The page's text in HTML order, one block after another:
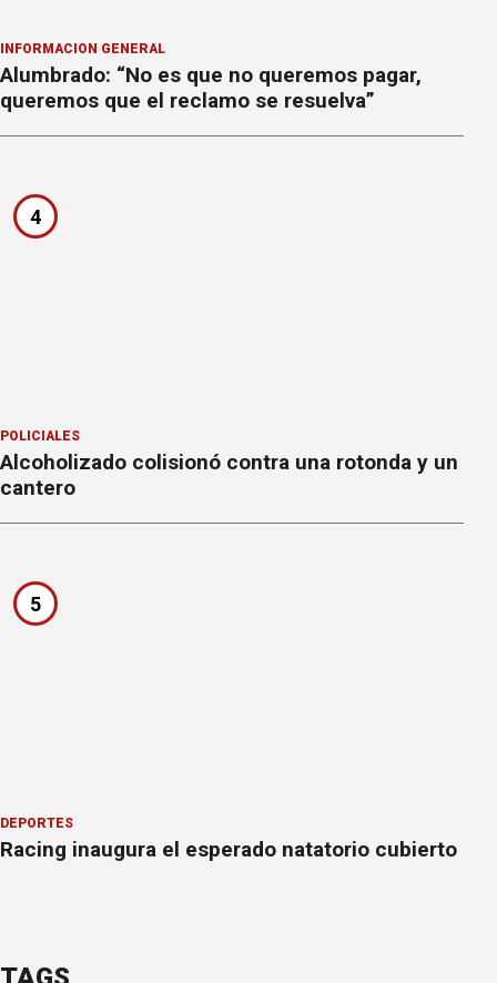
INFORMACION GENERAL
Alumbrado: “No es que no queremos pagar,
queremos que el reclamo se resuelva”
4
POLICIALES
Alcoholizado colisionó contra una rotonda y un
cantero
5
DEPORTES
Racing inaugura el esperado natatorio cubierto